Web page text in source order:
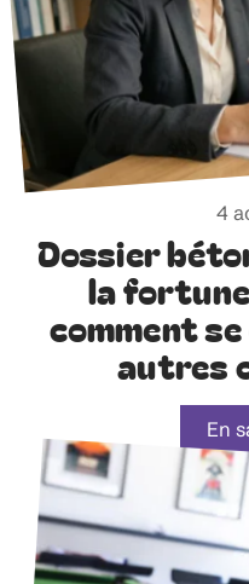
4
Dossier
la
comment
autres
En